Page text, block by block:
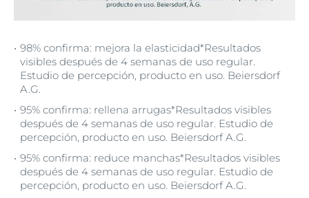
98% confirma: mejora la elasticidad*Resultados
visibles después de 4 semanas de uso regular.
Estudio de percepción, producto en uso. Beiersdorf
A.G.
95% confirma: rellena arrugas*Resultados visibles
después de 4 semanas de uso regular. Estudio de
percepción, producto en uso. Beiersdorf A.G.
95% confirma: reduce manchas*Resultados visibles
después de 4 semanas de uso regular. Estudio de
percepción, producto en uso. Beiersdorf A.G.